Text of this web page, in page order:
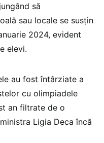
să
sau locale se susțin
2024, evident
elevi.
au fost întârziate a
cu olimpiadele
an filtrate de o
Ligia Deca încă